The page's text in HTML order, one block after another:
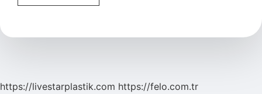
Bölgesi
https://livestarplastik.com https://felo.com.tr